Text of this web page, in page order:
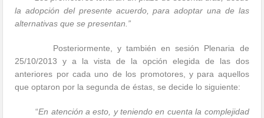
la adopción del presente acuerdo, para adoptar una de las
alternativas que se presentan.”
Posteriormente, y también en sesión Plenaria de
25/10/2013 y a la vista de la opción elegida de las dos
anteriores por cada uno de los promotores, y para aquellos
que optaron por la segunda de éstas, se decide lo siguiente:
“En atención a esto, y teniendo en cuenta la complejidad